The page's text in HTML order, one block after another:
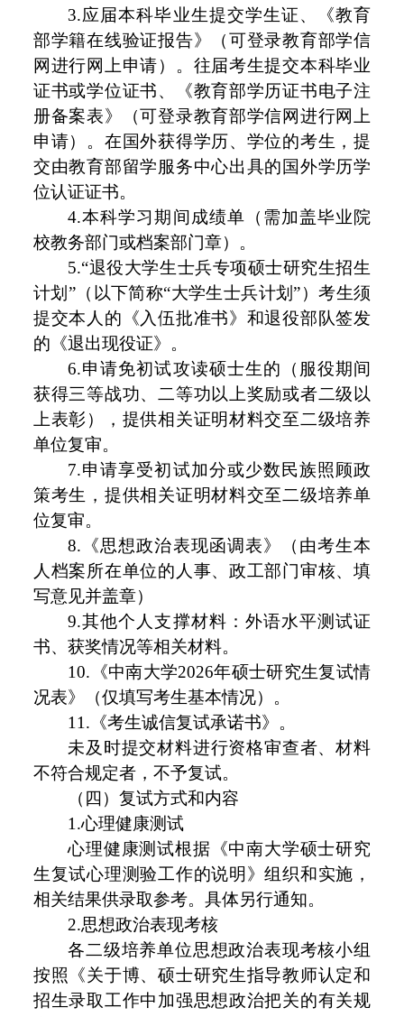
3.应届本科毕业生提交学生证、《教育
部学籍在线验证报告》（可登录教育部学信
网进行网上申请）。往届考生提交本科毕业
证书或学位证书、《教育部学历证书电子注
册备案表》（可登录教育部学信网进行网上
申请）。在国外获得学历、学位的考生，提
交由教育部留学服务中心出具的国外学历学
位认证证书。
4.本科学习期间成绩单（需加盖毕业院
校教务部门或档案部门章）。
5.“退役大学生士兵专项硕士研究生招生
计划”（以下简称“大学生士兵计划”）考生须
提交本人的《入伍批准书》和退役部队签发
的《退出现役证》。
6.申请免初试攻读硕士生的（服役期间
获得三等战功、二等功以上奖励或者二级以
上表彰），提供相关证明材料交至二级培养
单位复审。
7.申请享受初试加分或少数民族照顾政
策考生，提供相关证明材料交至二级培养单
位复审。
8.《思想政治表现函调表》（由考生本
人档案所在单位的人事、政工部门审核、填
写意见并盖章）
9.其他个人支撑材料：外语水平测试证
书、获奖情况等相关材料。
10.《中南大学2026年硕士研究生复试情
况表》（仅填写考生基本情况）。
11.《考生诚信复试承诺书》。
未及时提交材料进行资格审查者、材料
不符合规定者，不予复试。
（四）复试方式和内容
1.心理健康测试
心理健康测试根据《中南大学硕士研究
生复试心理测验工作的说明》组织和实施，
相关结果供录取参考。具体另行通知。
2.思想政治表现考核
各二级培养单位思想政治表现考核小组
按照《关于博、硕士研究生指导教师认定和
招生录取工作中加强思想政治把关的有关规